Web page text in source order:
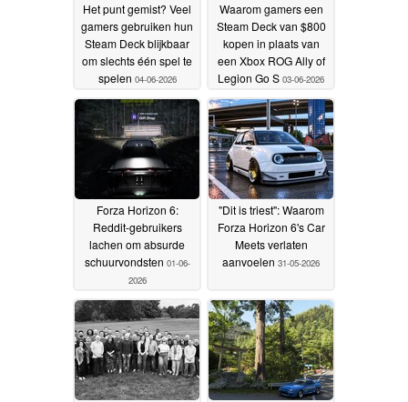
Het punt gemist? Veel
gamers gebruiken hun
Steam Deck blijkbaar
om slechts één spel te
spelen 04-06-2026
Waarom gamers een
Steam Deck van $800
kopen in plaats van
een Xbox ROG Ally of
Legion Go S 03-06-2026
Forza Horizon 6:
Reddit-gebruikers
lachen om absurde
schuurvondsten 01-06-
2026
"Dit is triest": Waarom
Forza Horizon 6's Car
Meets verlaten
aanvoelen 31-05-2026